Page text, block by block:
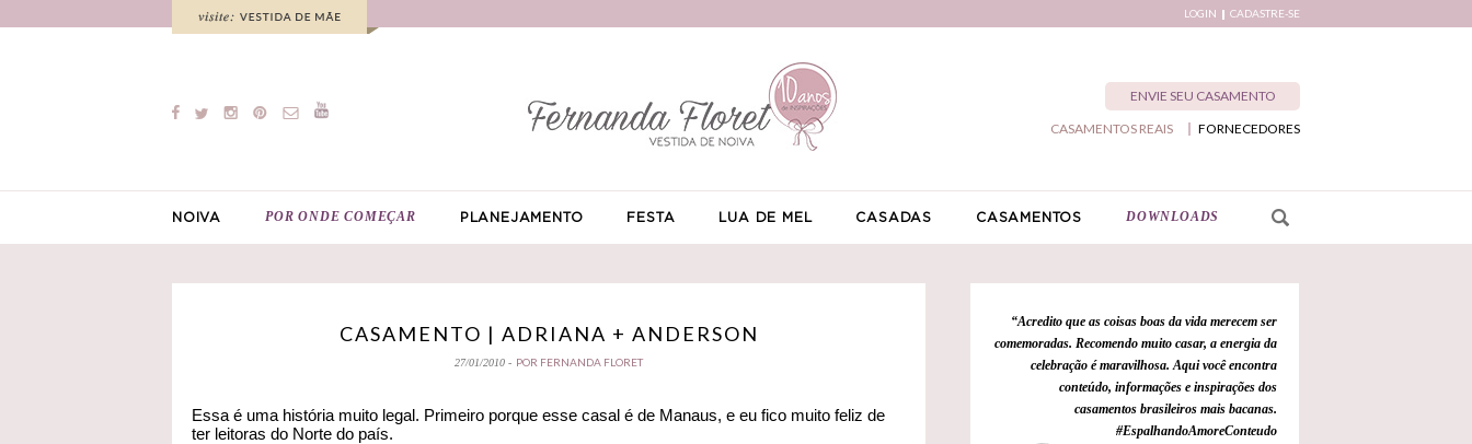
LOGIN CADASTRE-SE
ENVIE SEU CASAMENTO
FORNECEDORES
CASAMENTOS REAIS
NOIVA POR ONDE COMEÇAR PLANEJAMENTO FESTA LUA DE MEL CASADAS CASAMENTOS DOWNLOADS
CASAMENTO | ADRIANA + ANDERSON
27/01/2010 - POR FERNANDA FLORET
Essa é uma história muito legal. Primeiro porque esse casal é de Manaus, e eu fico muito feliz de
ter leitoras do Norte do país.
“Acredito que as coisas boas da vida merecem ser
comemoradas. Recomendo muito casar, a energia da
celebração é maravilhosa. Aqui você encontra
conteúdo, informações e inspirações dos
casamentos brasileiros mais bacanas.
#EspalhandoAmoreConteudo